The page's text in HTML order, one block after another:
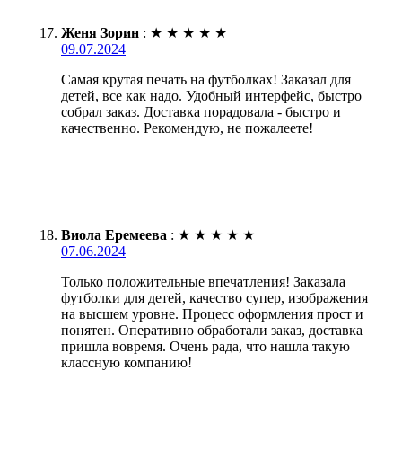
Женя Зорин : ★ ★ ★ ★ ★
09.07.2024
Самая крутая печать на футболках! Заказал для
детей, все как надо. Удобный интерфейс, быстро
собрал заказ. Доставка порадовала - быстро и
качественно. Рекомендую, не пожалеете!
Виола Еремеева : ★ ★ ★ ★ ★
07.06.2024
Только положительные впечатления! Заказала
футболки для детей, качество супер, изображения
на высшем уровне. Процесс оформления прост и
понятен. Оперативно обработали заказ, доставка
пришла вовремя. Очень рада, что нашла такую
классную компанию!